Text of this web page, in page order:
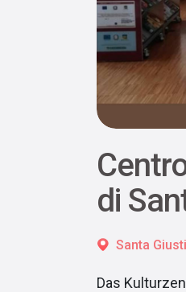
di
Santa
Das